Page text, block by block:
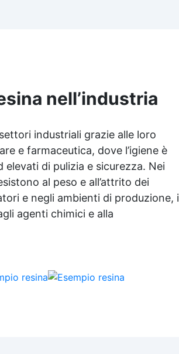
e brillante
nell’industria
industriali grazie alle loro
e farmaceutica, dove l’igiene è
di pulizia e sicurezza. Nei
al peso e all’attrito dei
e negli ambienti di produzione, i
agenti chimici e alla